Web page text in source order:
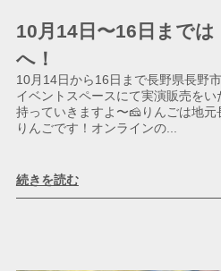
10月14日〜16日までは
へ！
10月14日から16日まで長野県長野
イベントスペースにて実演販売を
持っていきますよ〜🧀りんごは地
りんごです！オンラインの...
続きを読む